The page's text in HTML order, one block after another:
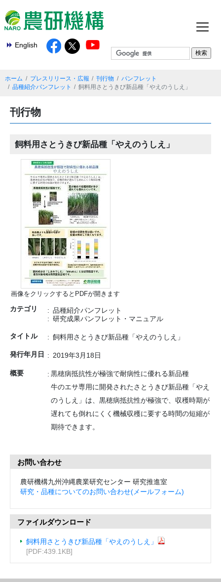
English
ホーム プレスリリース・広報 刊行物
パンフレット
品種紹介パンフレット
飼料用さとうきび新品種「やえのうしえ」
刊行物
飼料用さとうきび新品種「やえのうしえ」
画像をクリックするとPDFが開きます
カテゴリ
品種紹介パンフレット
研究成果パンフレット・マニュアル
タイトル 飼料用さとうきび新品種「やえのうしえ」
発行年月日 2019年3月18日
概要
黒穂病抵抗性が極強で耐病性に優れる新品種
牛のエサ専用に開発されたさとうきび新品種「やえ
のうしえ」は、黒穂病抵抗性が極強で、収穫時期が
遅れても倒れにくく機械収穫に要する時間の短縮が
期待できます。
お問い合わせ
農研機構九州沖縄農業研究センター 研究推進室
研究・品種についてのお問い合わせ(メールフォーム)
ファイルダウンロード
飼料用さとうきび新品種「やえのうしえ」
[PDF:439.1KB]